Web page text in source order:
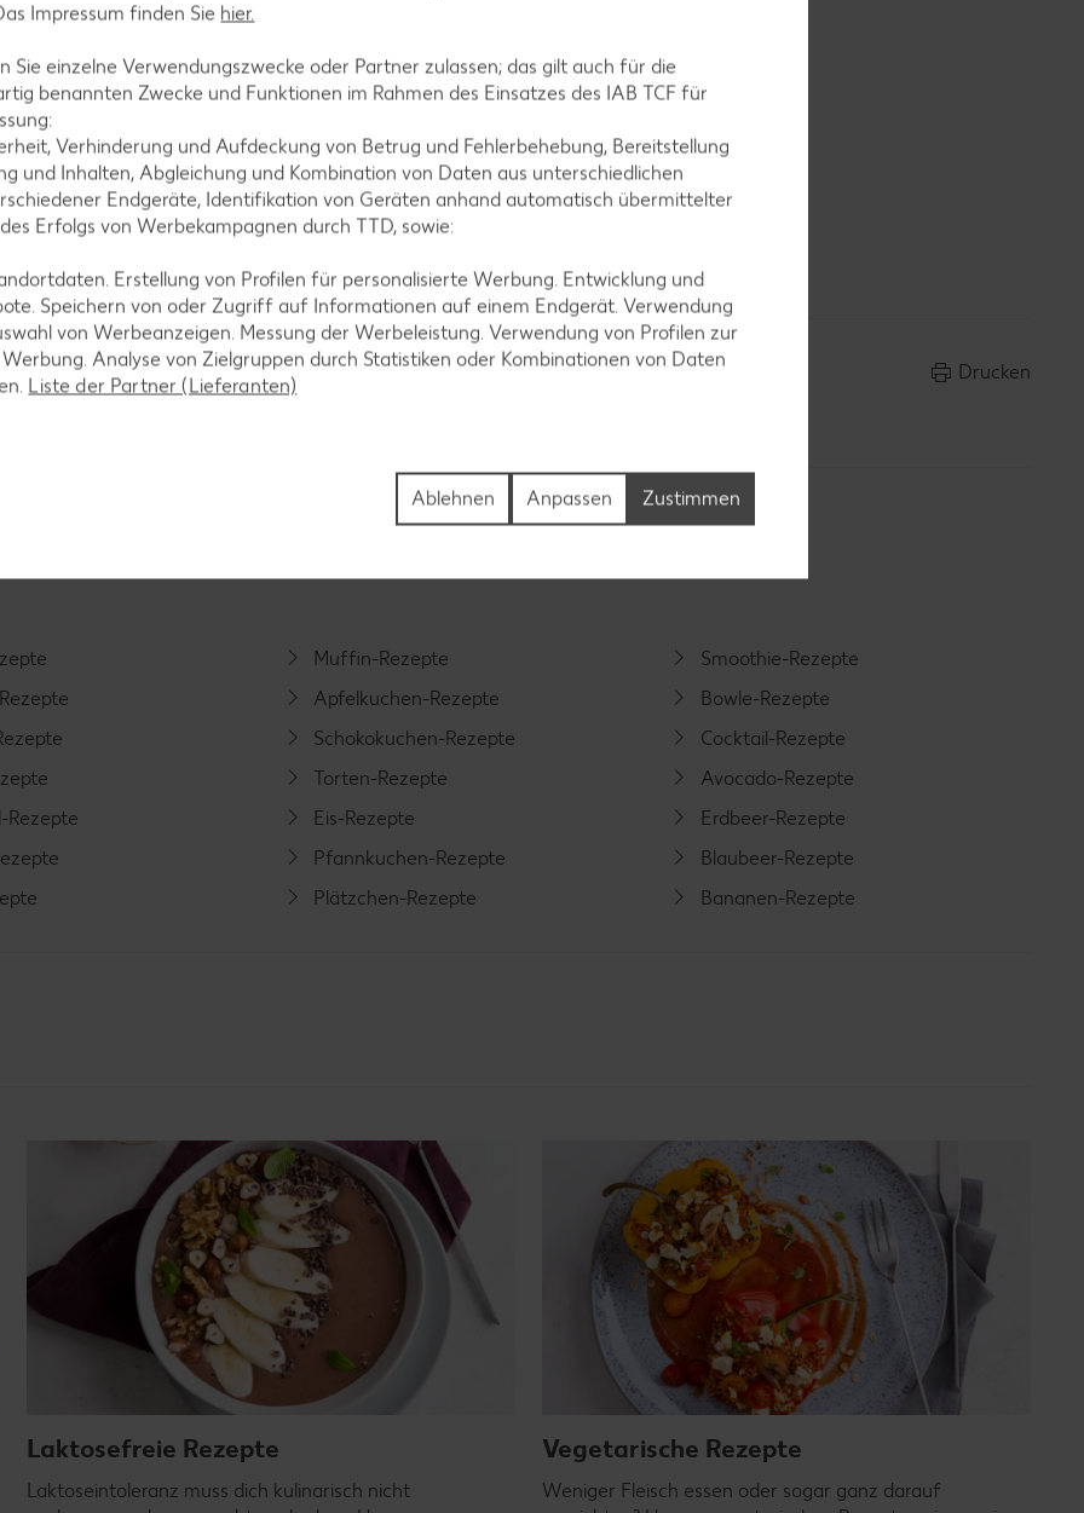
und mit Senf, Salz und Pfeffer abschmecken.
Granatapfelkerne und Paranüsse darauf verteilen
Drucken
Rezepte
Muffin-Rezepte
Apfelkuchen-Rezepte
Schokokuchen-Rezepte
Torten-Rezepte
Eis-Rezepte
Pfannkuchen-Rezepte
Plätzchen-Rezepte
Smoothie-Rezepte
Bowle-Rezepte
Cocktail-Rezepte
Avocado-Rezepte
Erdbeer-Rezepte
Blaubeer-Rezepte
Bananen-Rezepte
Laktosefreie Rezepte
Laktoseintoleranz muss dich kulinarisch nicht
Vegetarische Rezepte
Weniger Fleisch essen oder sogar ganz darauf
Impressum finden Sie hier.
Sie einzelne Verwendungszwecke oder Partner zulassen; das gilt auch für die
benannten Zwecke und Funktionen im Rahmen des Einsatzes des IAB TCF für
Verhinderung und Aufdeckung von Betrug und Fehlerbehebung, Bereitstellung
und Inhalten, Abgleichung und Kombination von Daten aus unterschiedlichen
Endgeräte, Identifikation von Geräten anhand automatisch übermittelter
Erfolgs von Werbekampagnen durch TTD, sowie:
Erstellung von Profilen für personalisierte Werbung. Entwicklung und
Speichern von oder Zugriff auf Informationen auf einem Endgerät. Verwendung
von Werbeanzeigen. Messung der Werbeleistung. Verwendung von Profilen zur
Analyse von Zielgruppen durch Statistiken oder Kombinationen von Daten
Liste der Partner (Lieferanten)
Zustimmen
Anpassen
Ablehnen